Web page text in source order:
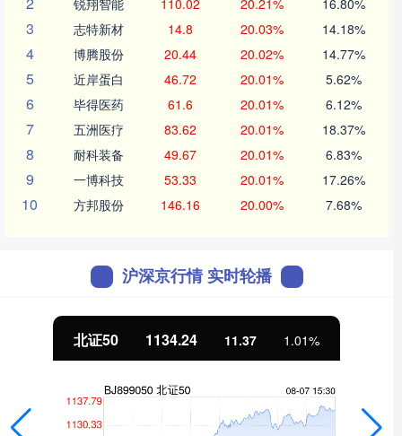
3 志特新材 14.8 20.03% 14.18%
4 博腾股份 20.44 20.02% 14.77%
5 近岸蛋白 46.72 20.01% 5.62%
6 毕得医药 61.6 20.01% 6.12%
7 五洲医疗 83.62 20.01% 18.37%
8 耐科装备 49.67 20.01% 6.83%
9 一博科技 53.33 20.01% 17.26%
10 方邦股份 146.16 20.00% 7.68%
沪深京行情 实时轮播
北证50 1134.24 11.37 1.01%